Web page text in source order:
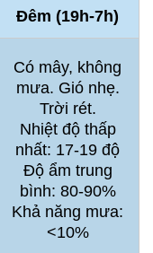
Đêm (19h-7h)
Có mây, không
mưa. Gió nhẹ.
Trời rét.
Nhiệt độ thấp
nhất: 17-19 độ
Độ ẩm trung
bình: 80-90%
Khả năng mưa:
<10%